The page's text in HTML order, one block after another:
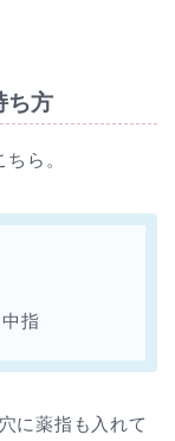
ち方
ら。
指
に薬指も入れて